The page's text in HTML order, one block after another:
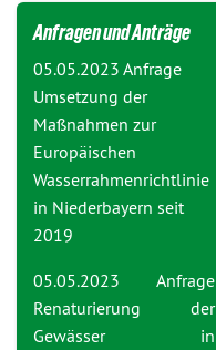
Anfragen und Anträge
05.05.2023 Anfrage
Umsetzung der
Maßnahmen zur
Europäischen
Wasserrahmenrichtlinie
in Niederbayern seit
2019
05.05.2023 Anfrage
Renaturierung der
Gewässer in